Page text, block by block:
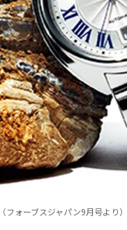
ォーブスジャパン9月号より）